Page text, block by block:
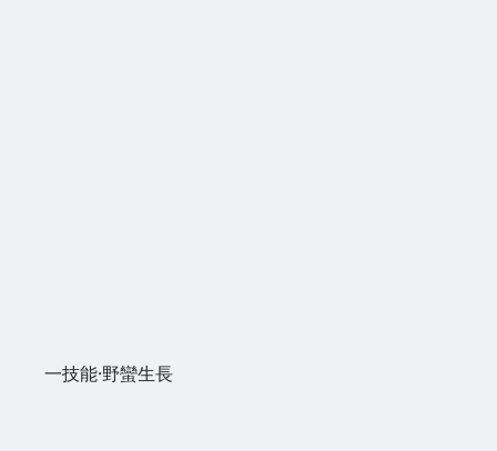
一技能·野蠻生長